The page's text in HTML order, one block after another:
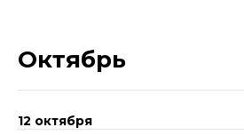
Октябрь
12 октября